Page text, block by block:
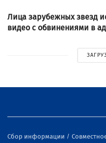
Лица зарубежных звезд
видео с обвинениями в
Сбор информации